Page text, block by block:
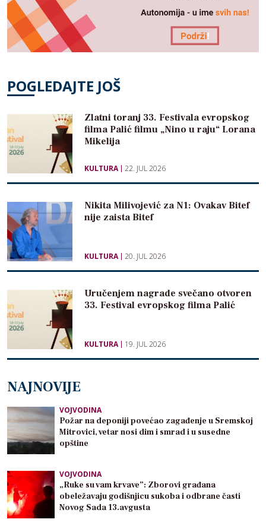
POGLEDAJTE JOŠ
Zlatni toranj 33. Festivala evropskog
filma Palić filmu „Nino u raju“ Lorana
Mikelija
KULTURA 22. JUL 2026
Nikita Milivojević za N1: Ovakav Bitef
nije zaista Bitef
KULTURA 20. JUL 2026
Uručenjem nagrade svečano otvoren
33. Festival evropskog filma Palić
KULTURA 19. JUL 2026
NAJNOVIJE
VOJVODINA
Požar na deponiji povećao zagađenje u Sremskoj
Mitrovici, vetar nosi dim i smrad i u susedne
opštine
VOJVODINA
„Ruke su vam krvave”: Zborovi građana
obeležavaju godišnjicu sukoba i odbrane časti
Novog Sada 13.avgusta